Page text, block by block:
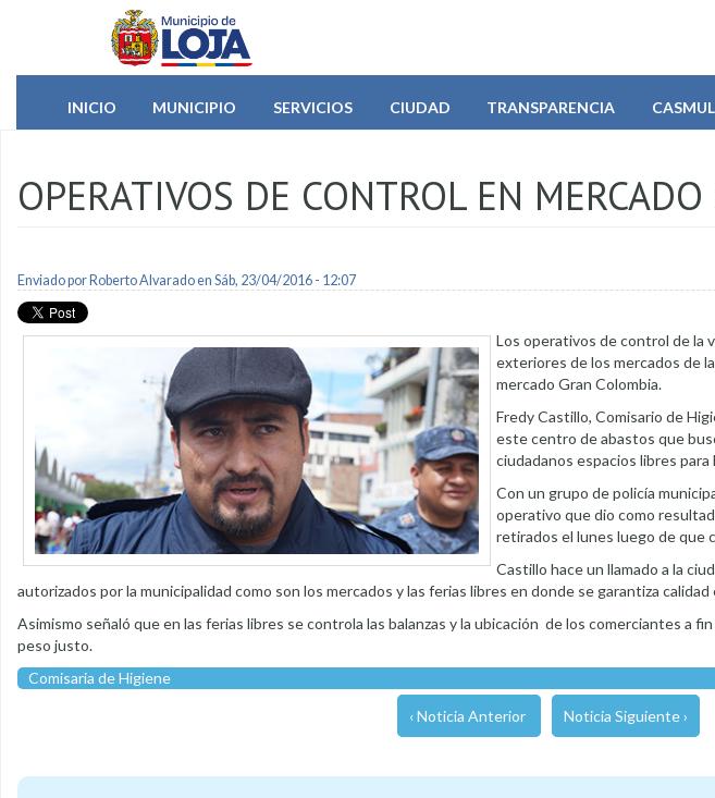
Pasar al contenido principal
INICIO
MUNICIPIO SERVICIOS CIUDAD TRANSPARENCIA CASMUL
OPERATIVOS DE CONTROL EN
Enviado por Roberto Alvaradoen Sáb, 23/04/2016 - 12:07
Los operativos de control de la
exteriores de los mercados de
mercado Gran Colombia.
Fredy Castillo, Comisario de
este centro de abastos que
ciudadanos espacios libres
Con un grupo de policía
operativo que dio como
retirados el lunes luego de que
Castillo hace un llamado a la
autorizados por la municipalidad como son los mercados y las ferias libres en donde se garantiza
Asimismo señaló que en las ferias libres se controla las balanzas y la ubicación de los comerciantes a
peso justo.
Comisaria de Higiene
‹ Noticia Anterior Noticia Siguiente ›